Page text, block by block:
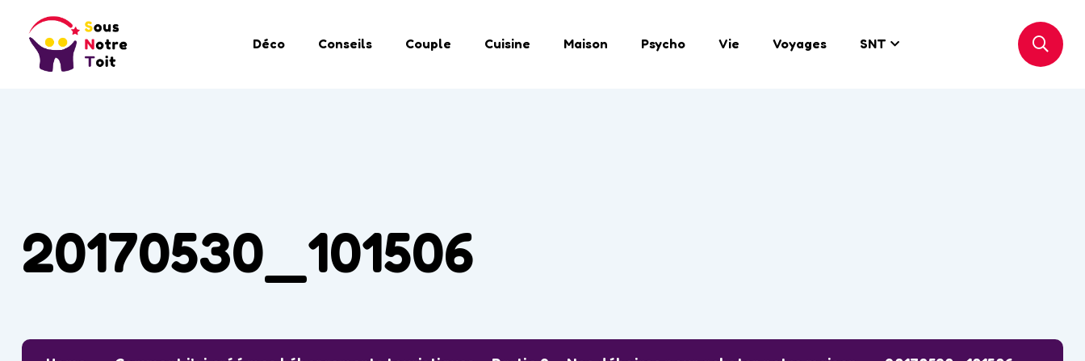
Déco Conseils Couple Cuisine Maison Psycho Vie Voyages SNT
20170530_101506